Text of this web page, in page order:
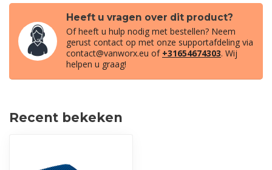
Heeft u vragen over dit product?
Of heeft u hulp nodig met bestellen? Neem
gerust contact op met onze supportafdeling via
contact@vanworx.eu of +31654674303. Wij
helpen u graag!
Recent bekeken